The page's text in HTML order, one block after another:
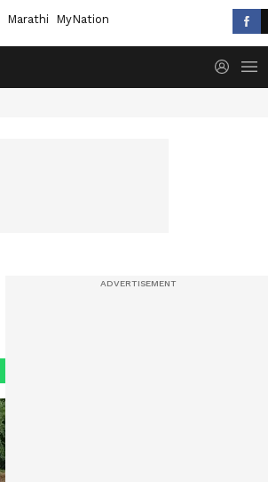
Marathi MyNation